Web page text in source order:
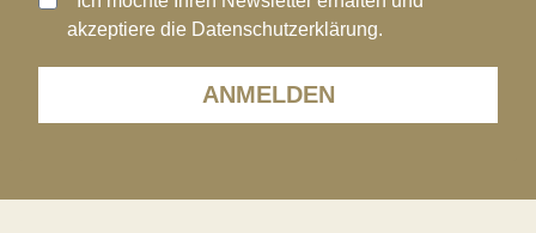
ANMELDEN
akzeptiere die Datenschutzerklärung.